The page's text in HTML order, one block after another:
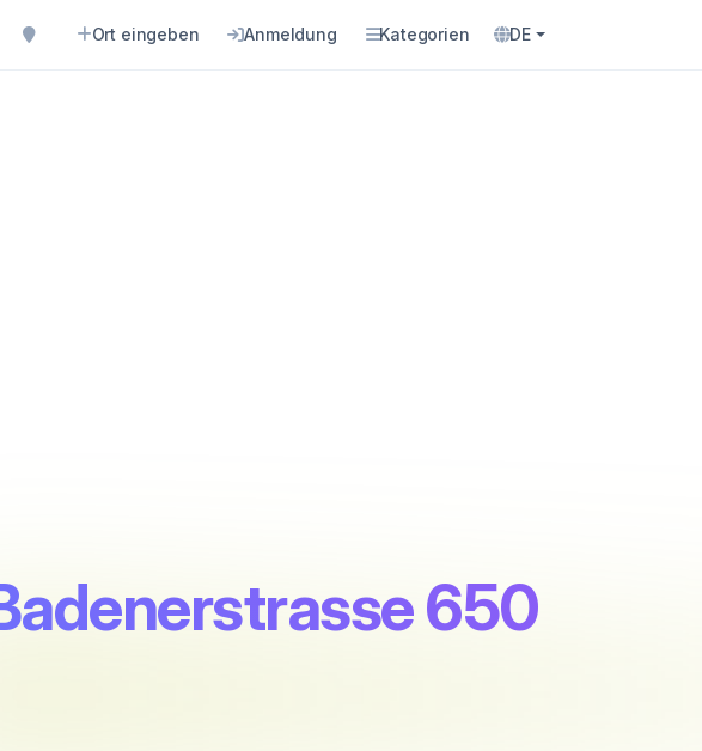
Ort eingeben Anmeldung Kategorien DE
650